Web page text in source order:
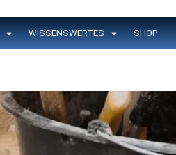
WISSENSWERTES SHOP